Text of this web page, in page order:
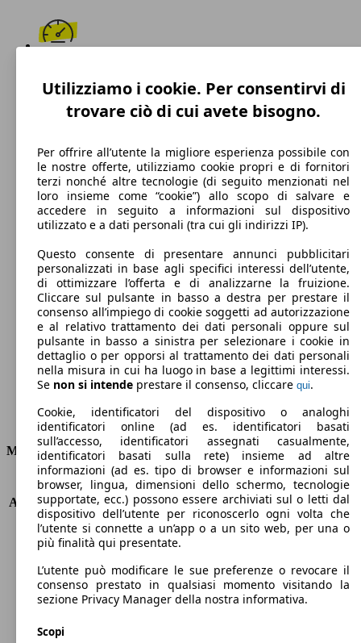
Benzina
Carburante
179 g/km
Emissioni di CO2 (combinato)*
Ø 8.0 l/100km
Consumi
Motore e Prestazioni
KW (PS)
206 kW (280 PS)
Accelerazione (0-100 km/h) 6.0s
Velocità massima (km/h)
250 km/h
Numero di marce
7
Cilindrata
2261 ccm
Carburante
Benzina
Trasmissione
Utilizziamo i cookie. Per consentirvi di
trovare ciò di cui avete bisogno.
Per offrire all’utente la migliore esperienza possibile con
le nostre offerte, utilizziamo cookie propri e di fornitori
terzi nonché altre tecnologie (di seguito menzionati nel
loro insieme come “cookie”) allo scopo di salvare e
accedere in seguito a informazioni sul dispositivo
utilizzato e a dati personali (tra cui gli indirizzi IP).
Questo consente di presentare annunci pubblicitari
personalizzati in base agli specifici interessi dell’utente,
di ottimizzare l’offerta e di analizzarne la fruizione.
Cliccare sul pulsante in basso a destra per prestare il
consenso all’impiego di cookie soggetti ad autorizzazione
e al relativo trattamento dei dati personali oppure sul
pulsante in basso a sinistra per selezionare i cookie in
dettaglio o per opporsi al trattamento dei dati personali
nella misura in cui ha luogo in base a legittimi interessi.
Se non si intende prestare il consenso, cliccare qui.
Cookie, identificatori del dispositivo o analoghi
identificatori online (ad es. identificatori basati
sull’accesso, identificatori assegnati casualmente,
identificatori basati sulla rete) insieme ad altre
informazioni (ad es. tipo di browser e informazioni sul
browser, lingua, dimensioni dello schermo, tecnologie
supportate, ecc.) possono essere archiviati sul o letti dal
dispositivo dell’utente per riconoscerlo ogni volta che
l’utente si connette a un’app o a un sito web, per una o
più finalità qui presentate.
L’utente può modificare le sue preferenze o revocare il
consenso prestato in qualsiasi momento visitando la
sezione Privacy Manager della nostra informativa.
Scopi